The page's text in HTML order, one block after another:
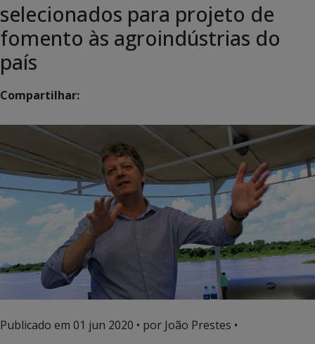
selecionados para projeto de
fomento às agroindústrias do
país
Compartilhar:
Publicado em 01 jun 2020 • por João Prestes •